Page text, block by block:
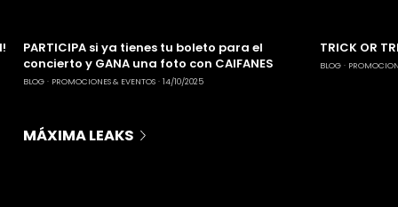
PARTICIPA si ya tienes tu boleto para el
concierto y GANA una foto con CAIFANES
BLOG PROMOCIONES & EVENTOS 14/10/2025
TRICK OR
BLOG
MÁXIMA LEAKS